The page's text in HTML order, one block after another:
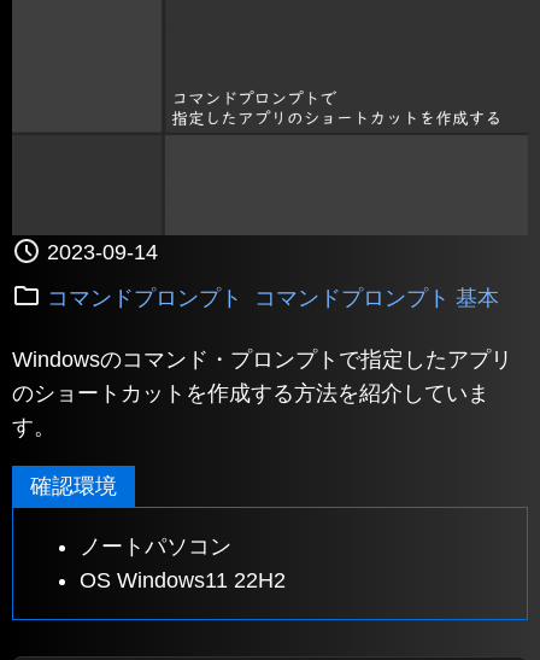
2023-09-14
コマンドプロンプト
コマンドプロンプト 基本
Windowsのコマンド・プロンプトで指定したアプリ
のショートカットを作成する方法を紹介していま
す。
確認環境
ノートパソコン
OS Windows11 22H2